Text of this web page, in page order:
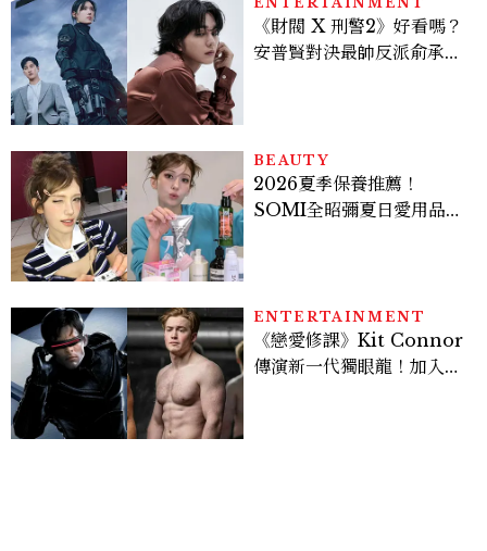
《財閥 X 刑警2》好看嗎？
安普賢對決最帥反派俞承
多大？
BEAUTY
2026夏季保養推薦！
SOMI全昭彌夏日愛用品公
ENTERTAINMENT
《戀愛修課》Kit Connor
傳演新一代獨眼龍！加入新